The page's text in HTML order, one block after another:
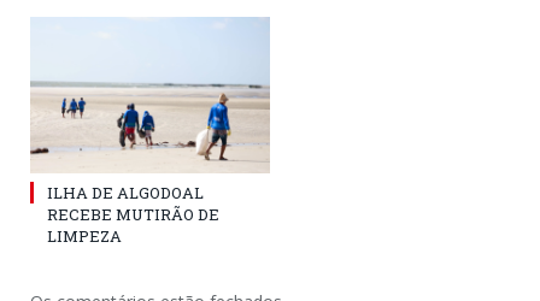
ILHA DE ALGODOAL
RECEBE MUTIRÃO DE
LIMPEZA